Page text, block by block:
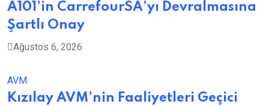
A101’in CarrefourSA’yı Devralmasına
Şartlı Onay
Ağustos 6, 2026
AVM
Kızılay AVM’nin Faaliyetleri Geçici